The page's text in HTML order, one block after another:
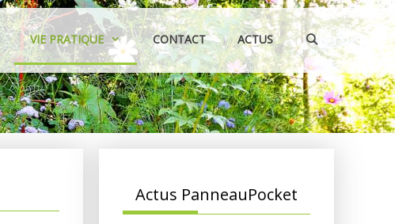
VIE PRATIQUE CONTACT ACTUS
Actus PanneauPocket